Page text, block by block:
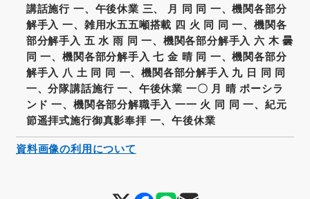
講話施行 一、午後休業 三、 月 同 同 一、機関各部分
解手入 一、雑用水五五噸搭載 四 火 同 同 一、機関各
部分解手入 五 水 雨 同 一、機関各部分解手入 六 木 曇
同 一、機関各部分解手入 七 金 晴 同 一、機関各部分
解手入 八 土 同 同 一、機関各部分解手入 九 日 同 同
一、分隊講話施行 一、午後休業 一〇 月 晴 ポーシラ
ンド 一、機関各部分解職手入 一一 火 同 同 一、紀元
節遥拝式施行御真影奉拝 一、午後休業
資料画像の利用について